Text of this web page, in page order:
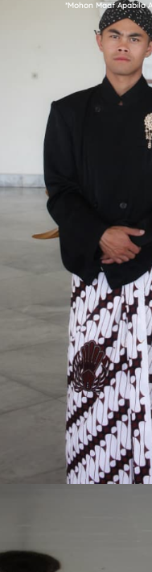
*Mohon Maaf Apabila